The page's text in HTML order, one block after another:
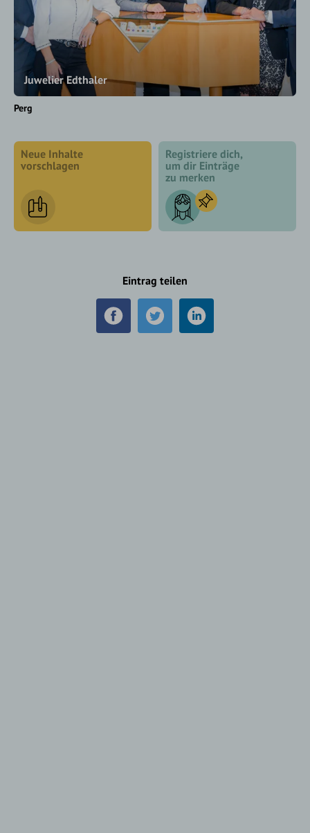
Juwelier Edthaler
Perg
Neue Inhalte
vorschlagen
Registriere dich,
um dir Einträge
zu merken
Eintrag teilen